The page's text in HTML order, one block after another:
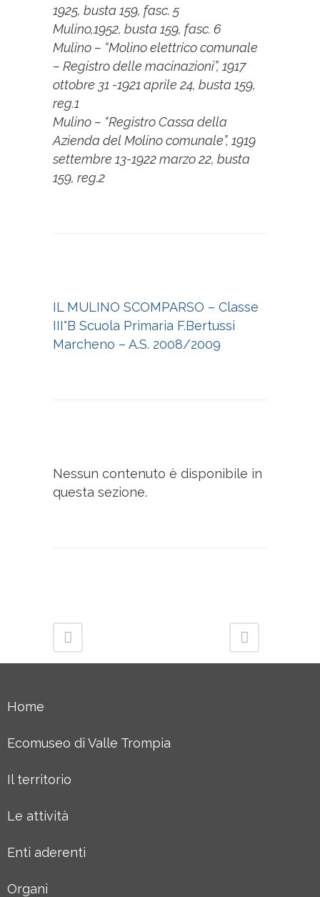
1925, busta 159, fasc. 5
Mulino,1952, busta 159, fasc. 6
Mulino – “Molino elettrico comunale
– Registro delle macinazioni”, 1917
ottobre 31 -1921 aprile 24, busta 159,
reg.1
Mulino – “Registro Cassa della
Azienda del Molino comunale”, 1919
settembre 13-1922 marzo 22, busta
159, reg.2
IL MULINO SCOMPARSO – Classe
III°B Scuola Primaria F.Bertussi
Marcheno – A.S. 2008/2009
Nessun contenuto è disponibile in
questa sezione.
Home
Ecomuseo di Valle Trompia
Il territorio
Le attività
Enti aderenti
Organi